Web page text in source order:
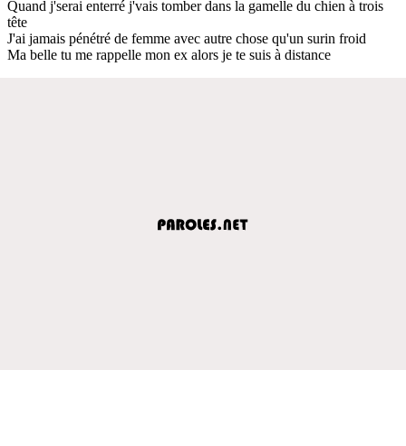
Quand j'serai enterré j'vais tomber dans la gamelle du chien à trois
tête
J'ai jamais pénétré de femme avec autre chose qu'un surin froid
Ma belle tu me rappelle mon ex alors je te suis à distance